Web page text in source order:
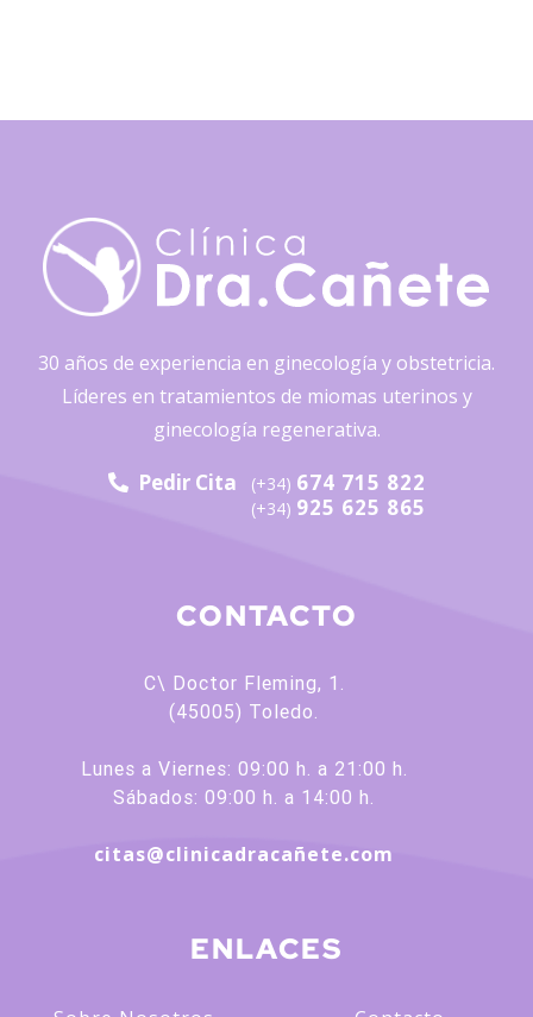
30 años de experiencia en ginecología y obstetricia.
Líderes en tratamientos de miomas uterinos y
ginecología regenerativa.
Pedir Cita (+34) 674 715 822
(+34) 925 625 865
CONTACTO
C\ Doctor Fleming, 1.
(45005) Toledo.
Lunes a Viernes: 09:00 h. a 21:00 h.
Sábados: 09:00 h. a 14:00 h.
citas@clinicadracañete.com
ENLACES